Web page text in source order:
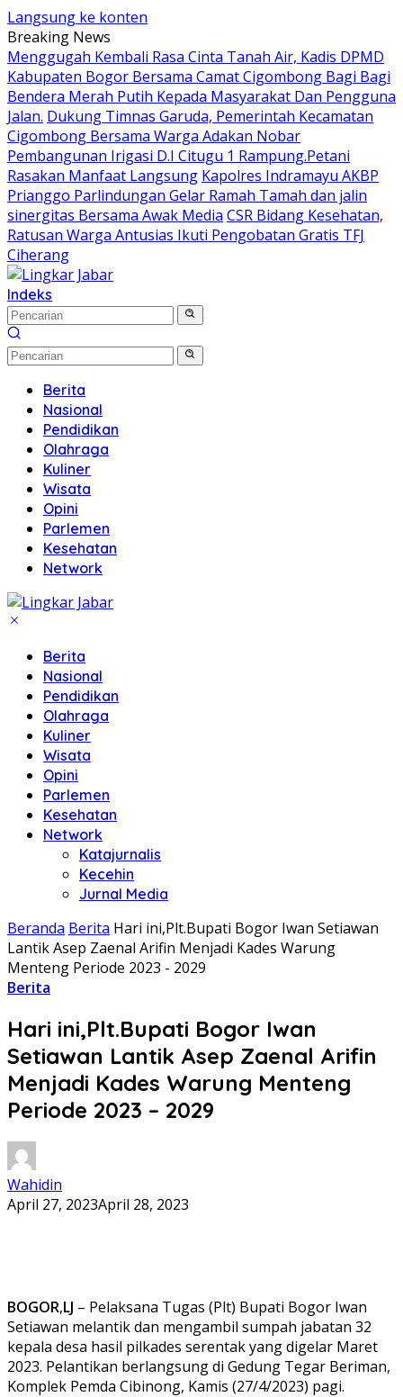
Langsung ke konten
Breaking News
Menggugah Kembali Rasa Cinta Tanah Air, Kadis DPMD
Kabupaten Bogor Bersama Camat Cigombong Bagi Bagi
Bendera Merah Putih Kepada Masyarakat Dan Pengguna
Jalan. Dukung Timnas Garuda, Pemerintah Kecamatan
Cigombong Bersama Warga Adakan Nobar
Pembangunan Irigasi D.I Citugu 1 Rampung.Petani
Rasakan Manfaat Langsung Kapolres Indramayu AKBP
Prianggo Parlindungan Gelar Ramah Tamah dan jalin
sinergitas Bersama Awak Media CSR Bidang Kesehatan,
Ratusan Warga Antusias Ikuti Pengobatan Gratis TFJ
Ciherang
Indeks
Berita
Nasional
Pendidikan
Olahraga
Kuliner
Wisata
Opini
Parlemen
Kesehatan
Network
Berita
Nasional
Pendidikan
Olahraga
Kuliner
Wisata
Opini
Parlemen
Kesehatan
Network
Katajurnalis
Kecehin
Jurnal Media
Beranda Berita Hari ini,Plt.Bupati Bogor Iwan Setiawan
Lantik Asep Zaenal Arifin Menjadi Kades Warung
Menteng Periode 2023 - 2029
Berita
Hari ini,Plt.Bupati Bogor Iwan
Setiawan Lantik Asep Zaenal Arifin
Menjadi Kades Warung Menteng
Periode 2023 – 2029
Wahidin
April 27, 2023April 28, 2023
BOGOR,LJ – Pelaksana Tugas (Plt) Bupati Bogor Iwan
Setiawan melantik dan mengambil sumpah jabatan 32
kepala desa hasil pilkades serentak yang digelar Maret
2023. Pelantikan berlangsung di Gedung Tegar Beriman,
Komplek Pemda Cibinong, Kamis (27/4/2023) pagi.